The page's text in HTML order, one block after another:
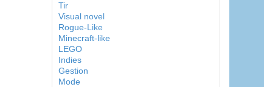
Tir
Visual novel
Rogue-Like
Minecraft-like
LEGO
Indies
Gestion
Mode